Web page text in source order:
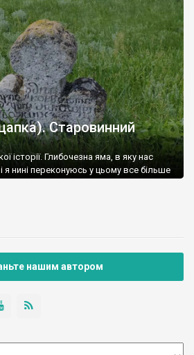
Старовинний
історії. Глибочезна яма, в яку нас
я нині переконуюсь у цьому все більше
нашим автором